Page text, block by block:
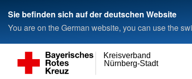
Sie befinden sich auf der deutschen Website
You are on the German website, you can use the
Nürnberg-Stadt
Kreisverband